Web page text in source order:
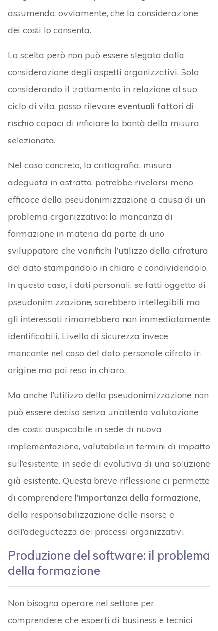
assumendo, ovviamente, che la considerazione
dei costi lo consenta.
La scelta però non può essere slegata dalla
considerazione degli aspetti organizzativi. Solo
considerando il trattamento in relazione al suo
ciclo di vita, posso rilevare eventuali fattori di
rischio capaci di inficiare la bontà della misura
selezionata.
Nel caso concreto, la crittografia, misura
adeguata in astratto, potrebbe rivelarsi meno
efficace della pseudonimizzazione a causa di un
problema organizzativo: la mancanza di
formazione in materia da parte di uno
sviluppatore che vanifichi l’utilizzo della cifratura
del dato stampandolo in chiaro e condividendolo.
In questo caso, i dati personali, se fatti oggetto di
pseudonimizzazione, sarebbero intellegibili ma
gli interessati rimarrebbero non immediatamente
identificabili. Livello di sicurezza invece
mancante nel caso del dato personale cifrato in
origine ma poi reso in chiaro.
Ma anche l’utilizzo della pseudonimizzazione non
può essere deciso senza un’attenta valutazione
dei costi: auspicabile in sede di nuova
implementazione, valutabile in termini di impatto
sull’esistente, in sede di evolutiva di una soluzione
già esistente. Questa breve riflessione ci permette
di comprendere l’importanza della formazione,
della responsabilizzazione delle risorse e
dell’adeguatezza dei processi organizzativi.
Produzione del software: il problema
della formazione
Non bisogna operare nel settore per
comprendere che esperti di business e tecnici